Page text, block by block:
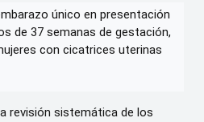
único en presentación
de 37 semanas de gestación,
con cicatrices uterinas
revisión sistemática de los